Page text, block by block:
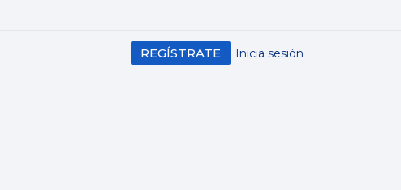
Inicia sesión
REGÍSTRATE